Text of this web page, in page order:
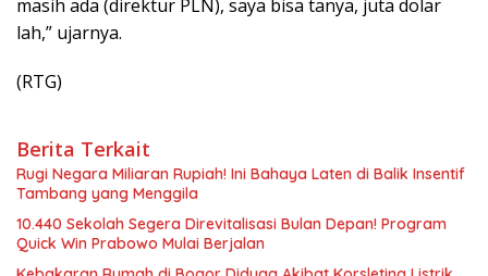
masih ada (direktur PLN), saya bisa tanya, juta dolar
lah,” ujarnya.
(RTG)
Berita Terkait
Rugi Negara Miliaran Rupiah! Ini Bahaya Laten di Balik Insentif
Tambang yang Menggila
10.440 Sekolah Segera Direvitalisasi Bulan Depan! Program
Quick Win Prabowo Mulai Berjalan